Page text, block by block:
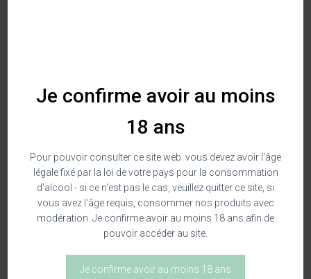
Je confirme avoir au moins
18 ans
Pour pouvoir consulter ce site web. vous devez avoir l'âge
légale fixé par la loi de votre pays pour la consommation
d'alcool - si ce n'est pas le cas, veuillez quitter ce site, si
vous avez l'âge requis, consommer nos produits avec
modération. Je confirme avoir au moins 18 ans afin de
pouvoir accéder au site.
Je confirme avoir au moins 18 ans
Verticale De Campagne - 12 Bouteilles
Description
Description